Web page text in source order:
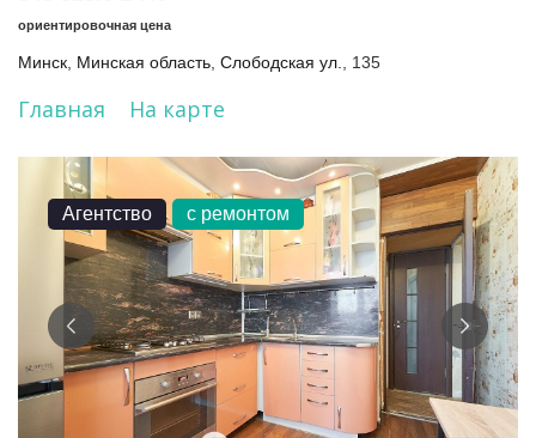
ориентировочная цена
Минск Минская область Слободская ул. , 135
Главная На карте
Агентство с ремонтом